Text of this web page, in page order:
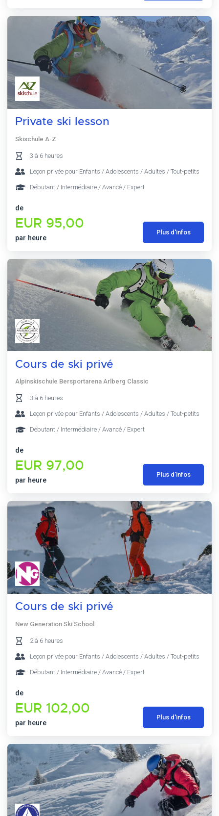
Private ski lesson
Skischule A-Z
3 à 6 heures
Leçon privée pour Enfants / Adolescents / Adultes / Tout-petits
Débutant / Intermédiaire / Avancé / Expert
de
EUR 95,00
par heure
Plus d'infos
Cours de ski privé
Alpinskischule Bersportarena Arlberg Classic
3 à 6 heures
Leçon privée pour Enfants / Adolescents / Adultes / Tout-petits
Débutant / Intermédiaire / Avancé / Expert
de
EUR 97,00
par heure
Plus d'infos
Cours de ski privé
New Generation Ski School
2 à 6 heures
Leçon privée pour Enfants / Adolescents / Adultes / Tout-petits
Débutant / Intermédiaire / Avancé / Expert
de
EUR 102,00
par heure
Plus d'infos